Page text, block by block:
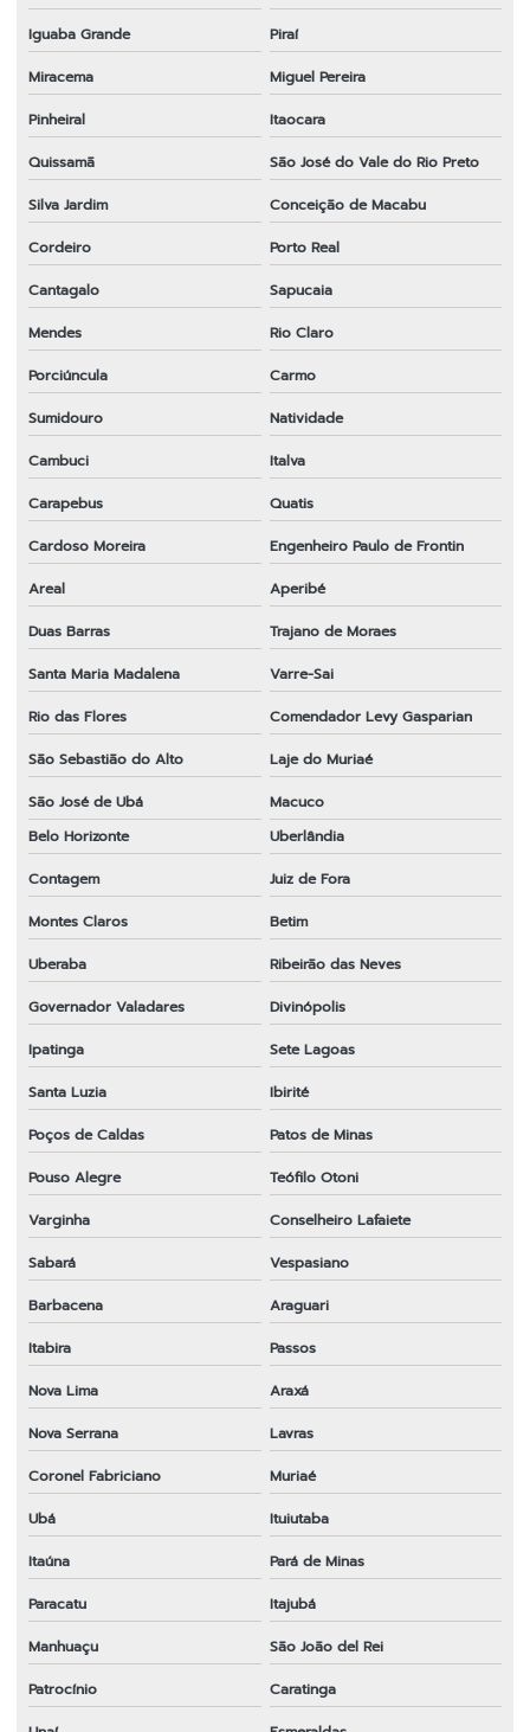
Iguaba Grande
Piraí
Miracema
Miguel Pereira
Pinheiral
Itaocara
Quissamã
São José do Vale do Rio Preto
Silva Jardim
Conceição de Macabu
Cordeiro
Porto Real
Cantagalo
Sapucaia
Mendes
Rio Claro
Porciúncula
Carmo
Sumidouro
Natividade
Cambuci
Italva
Carapebus
Quatis
Cardoso Moreira
Engenheiro Paulo de Frontin
Areal
Aperibé
Duas Barras
Trajano de Moraes
Santa Maria Madalena
Varre-Sai
Rio das Flores
Comendador Levy Gasparian
São Sebastião do Alto
Laje do Muriaé
São José de Ubá
Macuco
Belo Horizonte
Uberlândia
Contagem
Juiz de Fora
Montes Claros
Betim
Uberaba
Ribeirão das Neves
Governador Valadares
Divinópolis
Ipatinga
Sete Lagoas
Santa Luzia
Ibirité
Poços de Caldas
Patos de Minas
Pouso Alegre
Teófilo Otoni
Varginha
Conselheiro Lafaiete
Sabará
Vespasiano
Barbacena
Araguari
Itabira
Passos
Nova Lima
Araxá
Nova Serrana
Lavras
Coronel Fabriciano
Muriaé
Ubá
Ituiutaba
Itaúna
Pará de Minas
Paracatu
Itajubá
Manhuaçu
São João del Rei
Patrocínio
Caratinga